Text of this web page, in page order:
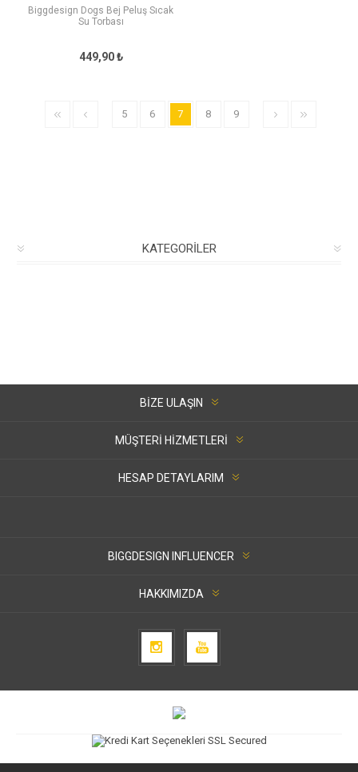
Biggdesign Dogs Bej Peluş Sıcak
Su Torbası
449,90 ₺
5 6 7 8 9
KATEGORILER
BIZE ULAŞIN
MÜŞTERI HIZMETLERI
HESAP DETAYLARIM
BIGGDESIGN INFLUENCER
HAKKIMIZDA